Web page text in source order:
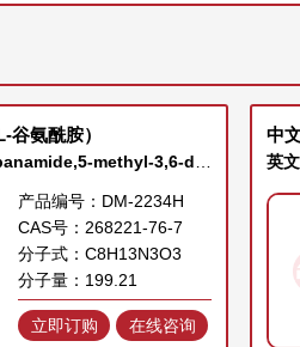
氨酰胺）
英文名称：2-Piperazinepropanamide,5-methyl-3,6-dioxo-, (2S,5S)-
产品编号：DM-2234H
CAS号：268221-76-7
分子式：C8H13N3O3
分子量：199.21
立即订购 在线咨询
中
英